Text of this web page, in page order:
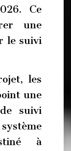
Ce
une
le suivi
les
une
suivi
à